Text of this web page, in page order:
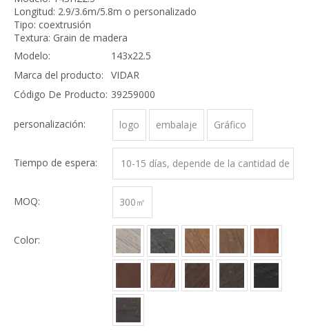
Longitud: 2.9/3.6m/5.8m o personalizado
Tipo: coextrusión
Textura: Grain de madera
Modelo:
143x22.5
Marca del producto:
VIDAR
Código De Producto: 39259000
personalización: logo embalaje Gráfico
Tiempo de espera:
10-15 días, depende de la cantidad de
MOQ:
300㎡
Color: